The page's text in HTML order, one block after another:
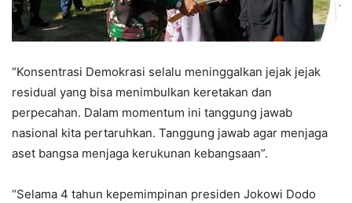
“Konsentrasi Demokrasi selalu meninggalkan jejak jejak
residual yang bisa menimbulkan keretakan dan
perpecahan. Dalam momentum ini tanggung jawab
nasional kita pertaruhkan. Tanggung jawab agar menjaga
aset bangsa menjaga kerukunan kebangsaan”.
“Selama 4 tahun kepemimpinan presiden Jokowi Dodo